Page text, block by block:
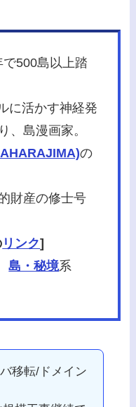
で500島以上踏
に活かす神経発
、島漫画家。
の
財産の修士号
リンク]
島・秘境系
移転/ドメイン